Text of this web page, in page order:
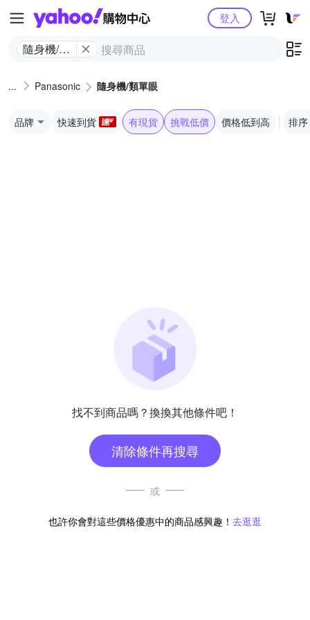
Yahoo購物中心
隨身機/類
登入
Panasonic 隨身機/類單眼
品牌 快速到貨 有現貨 挑戰低價 價格低到高 排序
找不到商品嗎？換換其他條件吧！
清除條件再搜尋
或
也許你會對這些價格優惠中的商品感興趣！ 去逛逛